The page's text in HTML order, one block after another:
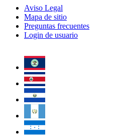
Aviso Legal
Mapa de sitio
Preguntas frecuentes
Login de usuario